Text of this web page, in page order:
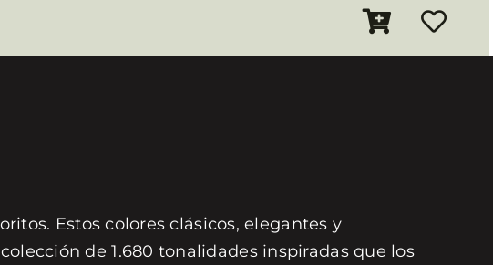
Estos colores clásicos, elegantes y
de 1.680 tonalidades inspiradas que los